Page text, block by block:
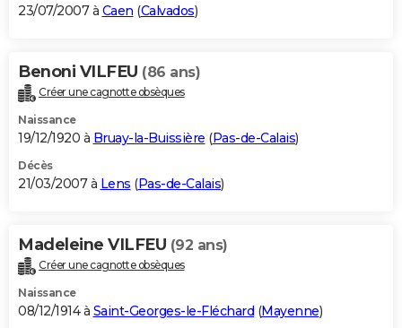
23/07/2007 à Caen (Calvados)
Benoni VILFEU (86 ans)
Créer une cagnotte obsèques
Naissance
19/12/1920 à Bruay-la-Buissière (Pas-de-Calais)
Décès
21/03/2007 à Lens (Pas-de-Calais)
Madeleine VILFEU (92 ans)
Créer une cagnotte obsèques
Naissance
08/12/1914 à Saint-Georges-le-Fléchard (Mayenne)